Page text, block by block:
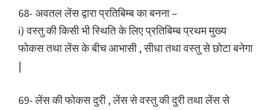
68- अवतल लेंस द्वारा प्रतिबिम्ब का बनना –
i) वस्तु की किसी भी स्थिति के लिए प्रतिबिम्ब प्रथम मुख्य
फोकस तथा लेंस के बीच आभासी , सीधा तथा वस्तु से छोटा बनेगा
|
69- लेंस की फोकस दुरी , लेंस से वस्तु की दुरी तथा लेंस से